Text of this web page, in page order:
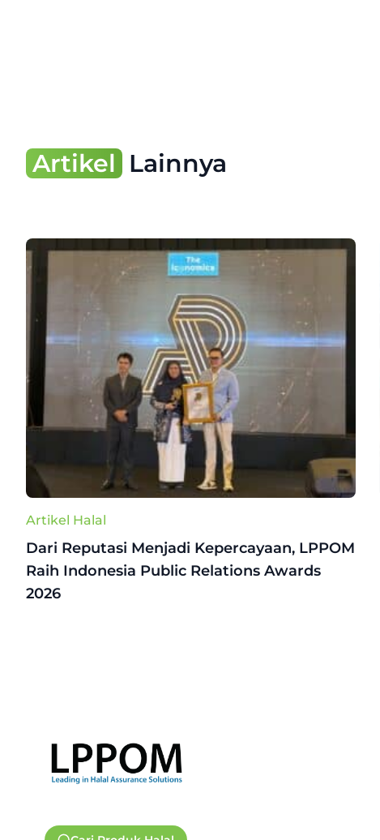
Artikel Lainnya
Artikel Halal
Dari Reputasi Menjadi Kepercayaan, LPPOM
Raih Indonesia Public Relations Awards
2026